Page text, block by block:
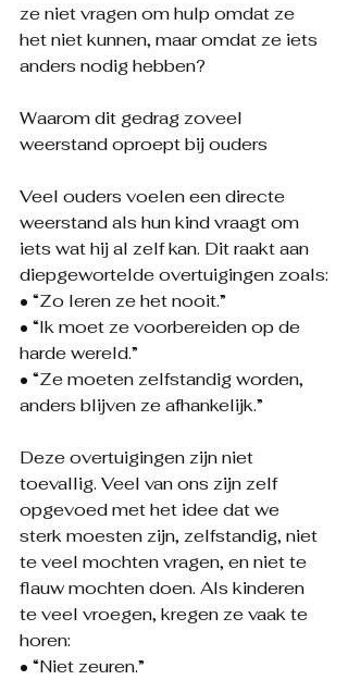
ze niet vragen om hulp omdat ze
het niet kunnen, maar omdat ze iets
anders nodig hebben?
Waarom dit gedrag zoveel
weerstand oproept bij ouders
Veel ouders voelen een directe
weerstand als hun kind vraagt om
iets wat hij al zelf kan. Dit raakt aan
diepgewortelde overtuigingen zoals:
• “Zo leren ze het nooit.”
• “Ik moet ze voorbereiden op de
harde wereld.”
• “Ze moeten zelfstandig worden,
anders blijven ze afhankelijk.”
Deze overtuigingen zijn niet
toevallig. Veel van ons zijn zelf
opgevoed met het idee dat we
sterk moesten zijn, zelfstandig, niet
te veel mochten vragen, en niet te
flauw mochten doen. Als kinderen
te veel vroegen, kregen ze vaak te
horen:
• “Niet zeuren.”